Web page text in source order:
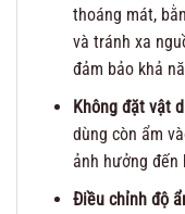
thoáng mát,
và tránh xa
đảm bảo khả
Không đặt vật
dùng còn ẩm
ảnh hưởng đến
Điều chỉnh độ